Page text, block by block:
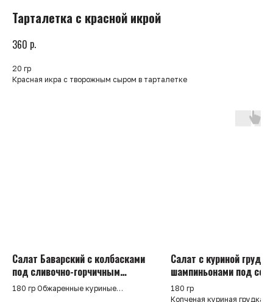
Тарталетка с красной икрой
360 р.
20 гр
Красная икра с творожным сыром в тарталетке
Салат Баварский с колбасками
под сливочно-горчичным
соусом
180 гр Обжаренные куриные
Салат с куриной
шампиньонами под
чимичури
180 гр
Копченая куриная грудка,